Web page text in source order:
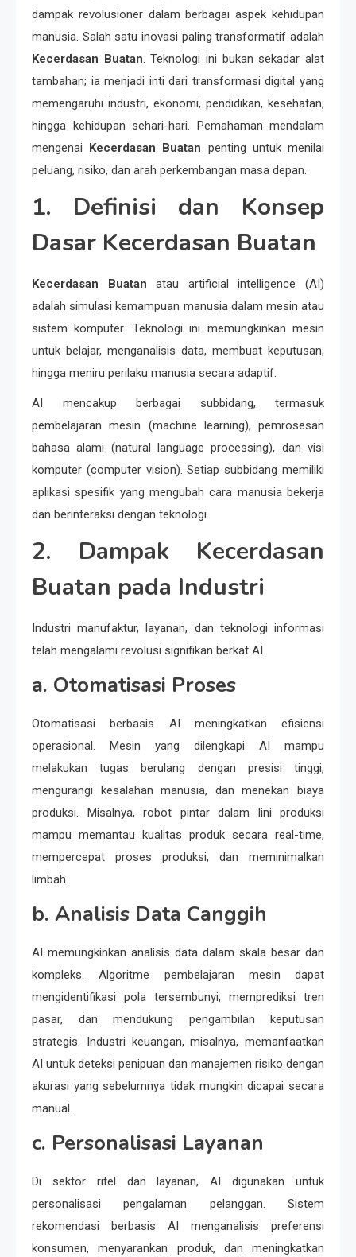
dampak revolusioner dalam berbagai aspek kehidupan
manusia. Salah satu inovasi paling transformatif adalah
Kecerdasan Buatan . Teknologi ini bukan sekadar alat
tambahan; ia menjadi inti dari transformasi digital yang
memengaruhi industri, ekonomi, pendidikan, kesehatan,
hingga kehidupan sehari-hari. Pemahaman mendalam
mengenai Kecerdasan Buatan penting untuk menilai
peluang, risiko, dan arah perkembangan masa depan.
1. Definisi dan Konsep
Dasar Kecerdasan Buatan
Kecerdasan Buatan atau artificial intelligence (AI)
adalah simulasi kemampuan manusia dalam mesin atau
sistem komputer. Teknologi ini memungkinkan mesin
untuk belajar, menganalisis data, membuat keputusan,
hingga meniru perilaku manusia secara adaptif.
AI mencakup berbagai subbidang, termasuk
pembelajaran mesin (machine learning), pemrosesan
bahasa alami (natural language processing), dan visi
komputer (computer vision). Setiap subbidang memiliki
aplikasi spesifik yang mengubah cara manusia bekerja
dan berinteraksi dengan teknologi.
2. Dampak Kecerdasan
Buatan pada Industri
Industri manufaktur, layanan, dan teknologi informasi
telah mengalami revolusi signifikan berkat AI.
a. Otomatisasi Proses
Otomatisasi berbasis AI meningkatkan efisiensi
operasional. Mesin yang dilengkapi AI mampu
melakukan tugas berulang dengan presisi tinggi,
mengurangi kesalahan manusia, dan menekan biaya
produksi. Misalnya, robot pintar dalam lini produksi
mampu memantau kualitas produk secara real-time,
mempercepat proses produksi, dan meminimalkan
limbah.
b. Analisis Data Canggih
AI memungkinkan analisis data dalam skala besar dan
kompleks. Algoritme pembelajaran mesin dapat
mengidentifikasi pola tersembunyi, memprediksi tren
pasar, dan mendukung pengambilan keputusan
strategis. Industri keuangan, misalnya, memanfaatkan
AI untuk deteksi penipuan dan manajemen risiko dengan
akurasi yang sebelumnya tidak mungkin dicapai secara
manual.
c. Personalisasi Layanan
Di sektor ritel dan layanan, AI digunakan untuk
personalisasi pengalaman pelanggan. Sistem
rekomendasi berbasis AI menganalisis preferensi
konsumen, menyarankan produk, dan meningkatkan